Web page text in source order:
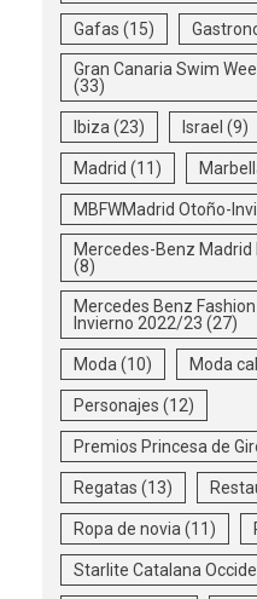
Gafas (15)
Gran Canaria Swim
(33)
Ibiza(23) Israel (9)
Madrid (11)
MBFWMadrid Otoño-
Mercedes-Benz
(8)
Mercedes Benz
Invierno 2022/23 (27)
Moda(10) Moda
Personajes (12)
Premios Princesa de
Regatas (13)
Ropa de novia(11)
Starlite Catalana